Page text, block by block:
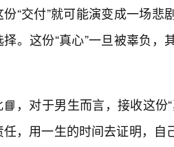
“交付”就可能演变成一场
择。这份“真心”一旦被辜负
📘，对于男生而言，接收这份
，用一生的时间去证明，